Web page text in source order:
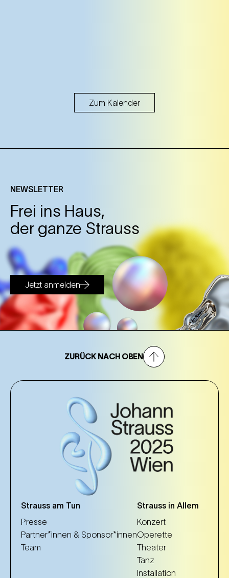
Zum Kalender
NEWSLETTER
Frei ins Haus,
der ganze Strauss
Jetzt anmelden
ZURÜCK NACH OBEN
Strauss am Tun
Presse
Partner*innen & Sponsor*innen
Team
Strauss in Allem
Konzert
Operette
Theater
Tanz
Installation